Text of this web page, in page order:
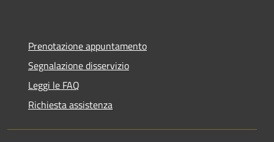
Prenotazione appuntamento
Segnalazione disservizio
Leggi le FAQ
Richiesta assistenza